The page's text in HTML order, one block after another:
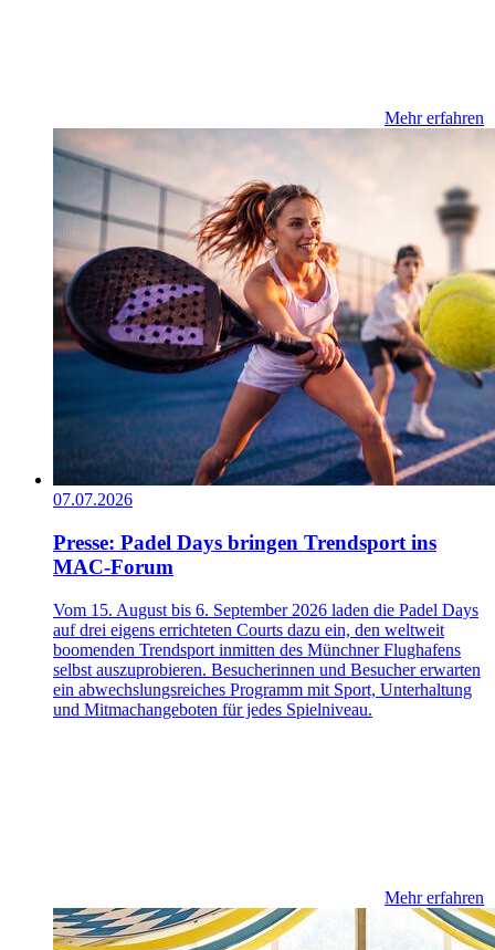
Mehr erfahren
07.07.2026
Presse: Padel Days bringen Trendsport ins
MAC-Forum
Vom 15. August bis 6. September 2026 laden die Padel Days
auf drei eigens errichteten Courts dazu ein, den weltweit
boomenden Trendsport inmitten des Münchner Flughafens
selbst auszuprobieren. Besucherinnen und Besucher erwarten
ein abwechslungsreiches Programm mit Sport, Unterhaltung
und Mitmachangeboten für jedes Spielniveau.
Mehr erfahren